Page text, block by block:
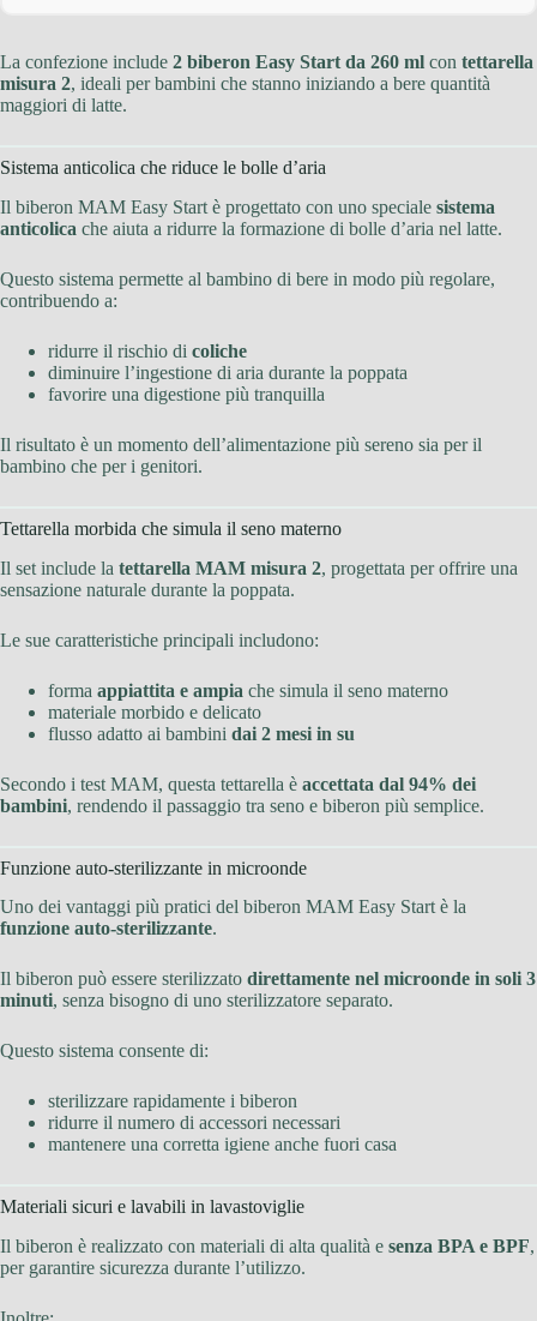
La confezione include 2 biberon Easy Start da 260 ml con tettarella
misura 2, ideali per bambini che stanno iniziando a bere quantità
maggiori di latte.
Sistema anticolica che riduce le bolle d’aria
Il biberon MAM Easy Start è progettato con uno speciale sistema
anticolica che aiuta a ridurre la formazione di bolle d’aria nel latte.
Questo sistema permette al bambino di bere in modo più regolare,
contribuendo a:
ridurre il rischio di coliche
diminuire l’ingestione di aria durante la poppata
favorire una digestione più tranquilla
Il risultato è un momento dell’alimentazione più sereno sia per il
bambino che per i genitori.
Tettarella morbida che simula il seno materno
Il set include la tettarella MAM misura 2, progettata per offrire una
sensazione naturale durante la poppata.
Le sue caratteristiche principali includono:
forma appiattita e ampia che simula il seno materno
materiale morbido e delicato
flusso adatto ai bambini dai 2 mesi in su
Secondo i test MAM, questa tettarella è accettata dal 94% dei
bambini, rendendo il passaggio tra seno e biberon più semplice.
Funzione auto-sterilizzante in microonde
Uno dei vantaggi più pratici del biberon MAM Easy Start è la
funzione auto-sterilizzante.
Il biberon può essere sterilizzato direttamente nel microonde in soli 3
minuti, senza bisogno di uno sterilizzatore separato.
Questo sistema consente di:
sterilizzare rapidamente i biberon
ridurre il numero di accessori necessari
mantenere una corretta igiene anche fuori casa
Materiali sicuri e lavabili in lavastoviglie
Il biberon è realizzato con materiali di alta qualità e senza BPA e BPF,
per garantire sicurezza durante l’utilizzo.